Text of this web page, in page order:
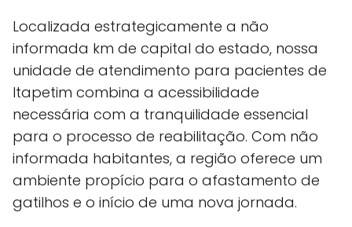
Localizada estrategicamente a não
informada km de capital do estado, nossa
unidade de atendimento para pacientes de
Itapetim combina a acessibilidade
necessária com a tranquilidade essencial
para o processo de reabilitação. Com não
informada habitantes, a região oferece um
ambiente propício para o afastamento de
gatilhos e o início de uma nova jornada.